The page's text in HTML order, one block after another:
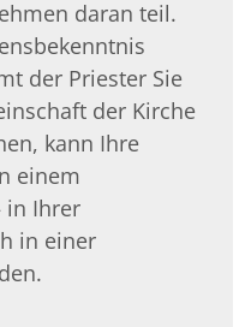
daran teil.
der Priester Sie
der Kirche
kann Ihre
einem
in Ihrer
in einer